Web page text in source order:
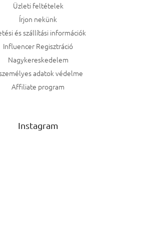
Üzleti feltételek
Írjon nekünk
és szállítási információk
Influencer Regisztráció
Nagykereskedelem
adatok védelme
Affiliate program
Instagram